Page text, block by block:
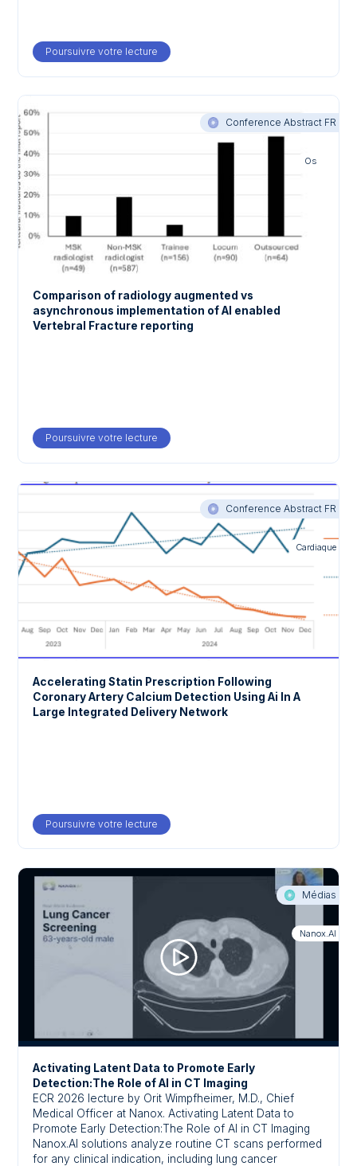
Poursuivre votre lecture about Impact of AI-enabled vertebral
Conference Abstract FR
Os
Comparison of radiology augmented vs
asynchronous implementation of AI enabled
Vertebral Fracture reporting
Poursuivre votre lecture about Comparison of radiology
Conference Abstract FR
Cardiaque
Accelerating Statin Prescription Following
Coronary Artery Calcium Detection Using Ai In A
Large Integrated Delivery Network
Poursuivre votre lecture about Accelerating Statin Prescription
Médias
Nanox.AI
Activating Latent Data to Promote Early
Detection:The Role of AI in CT Imaging
ECR 2026 lecture by Orit Wimpfheimer, M.D., Chief
Medical Officer at Nanox. Activating Latent Data to
Promote Early Detection:The Role of AI in CT Imaging
Nanox.AI solutions analyze routine CT scans performed
for any clinical indication, including lung cancer